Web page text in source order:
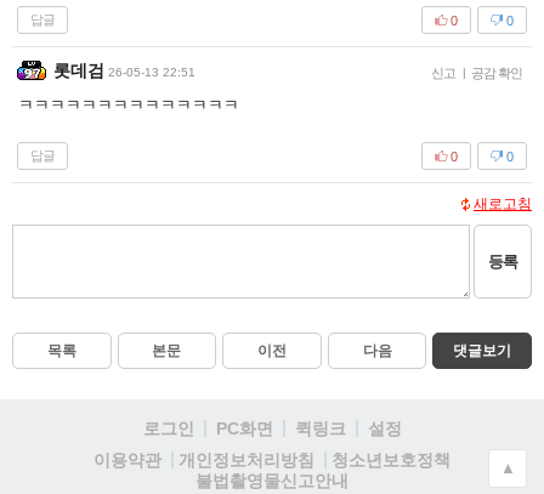
답글 0
0
롯데검 26-05-13 22:51 신고 | 공감 확인
ㅋㅋㅋㅋㅋㅋㅋㅋㅋㅋㅋㅋㅋㅋ
답글 0
0
새로고침
등록
목록 본문 이전 다음 댓글보기
로그인 PC화면 퀵링크
설정
이용약관
개인정보처리방침
청소년보호정책
불법촬영물신고안내
▲